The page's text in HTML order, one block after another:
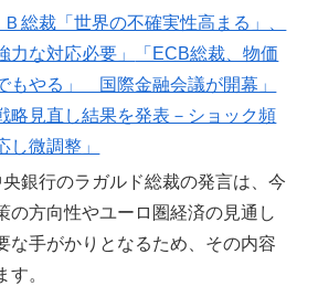
Ｂ総裁「世界の不確実性高まる」、
力な対応必要」
「ECB総裁、物価
もやる」 国際金融会議が開幕」
略見直し結果を発表－ショック頻
し微調整」
央銀行のラガルド総裁の発言は、今
の方向性やユーロ圏経済の見通し
な手がかりとなるため、その内容
す。